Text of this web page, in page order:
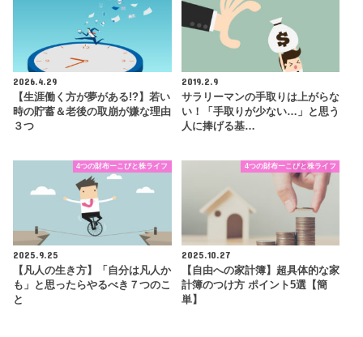
2026.4.29
【生涯働く方が夢がある!?】若い
時の貯蓄＆老後の取崩が嫌な理由
３つ
2019.2.9
サラリーマンの手取りは上がらな
い！「手取りが少ない…」と思う
人に捧げる基…
4つの財布ーこびと株ライフ
2025.9.25
【凡人の生き方】「自分は凡人か
も」と思ったらやるべき７つのこ
と
4つの財布ーこびと株ライフ
2025.10.27
【自由への家計簿】超具体的な家
計簿のつけ方 ポイント5選【簡
単】